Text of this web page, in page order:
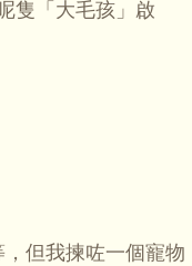
隻「大毛孩」啟
但我揀咗一個寵物